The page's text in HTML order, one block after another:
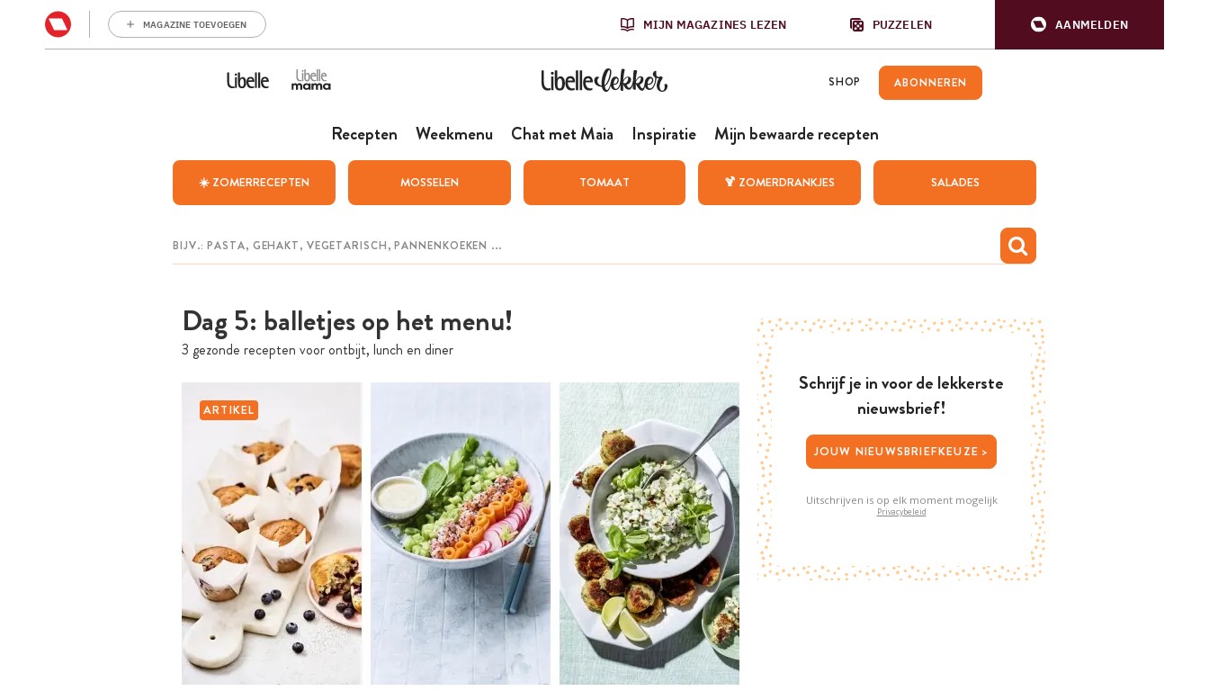
MAGAZINE TOEVOEGEN MIJN MAGAZINES LEZEN PUZZELEN AANMELDEN
SHOP ABONNEREN
Recepten Weekmenu Chat met Maia Inspiratie Mijn bewaarde recepten
☀️ ZOMERRECEPTEN MOSSELEN TOMAAT 🍹 ZOMERDRANKJES SALADES
Dag 5: balletjes op het menu!
3 gezonde recepten voor ontbijt, lunch en diner
ARTIKEL
Schrijf je in voor de lekkerste
nieuwsbrief!
JOUW NIEUWSBRIEFKEUZE >
Uitschrijven is op elk moment mogelijk
Privacybeleid